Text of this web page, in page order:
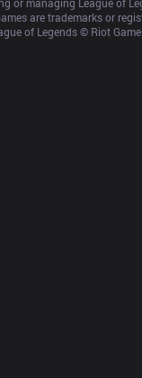
are trademarks or
of Legends © Riot